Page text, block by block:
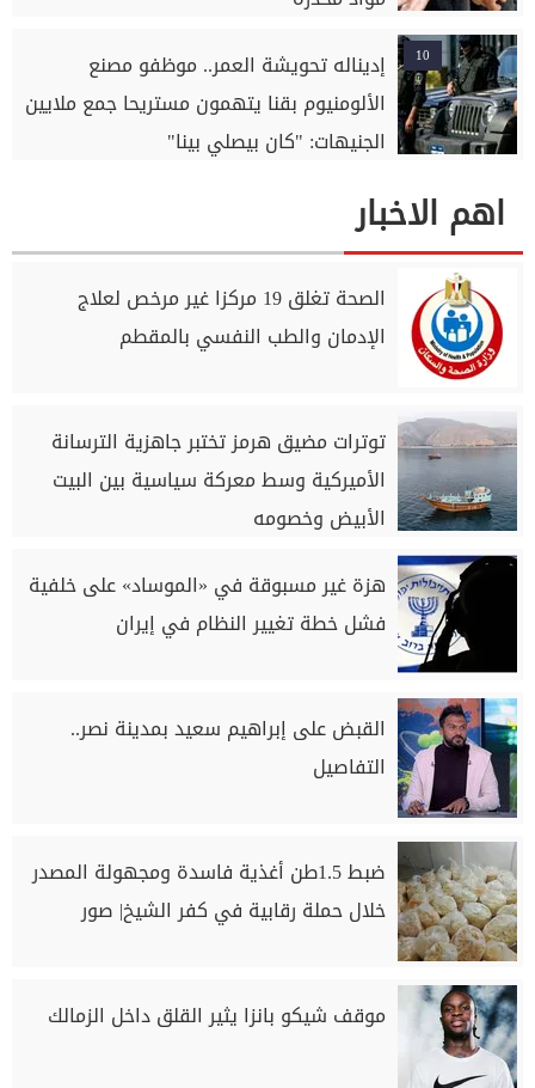
10
إديناله تحويشة العمر.. موظفو مصنع
الألومنيوم بقنا يتهمون مستريحا جمع ملايين
الجنيهات: "كان بيصلي بينا"
اهم الاخبار
الصحة تغلق 19 مركزا غير مرخص لعلاج
الإدمان والطب النفسي بالمقطم
توترات مضيق هرمز تختبر جاهزية الترسانة
الأميركية وسط معركة سياسية بين البيت
الأبيض وخصومه
هزة غير مسبوقة في «الموساد» على خلفية
فشل خطة تغيير النظام في إيران
القبض على إبراهيم سعيد بمدينة نصر..
التفاصيل
ضبط 1.5طن أغذية فاسدة ومجهولة المصدر
خلال حملة رقابية في كفر الشيخ| صور
موقف شيكو بانزا يثير القلق داخل الزمالك